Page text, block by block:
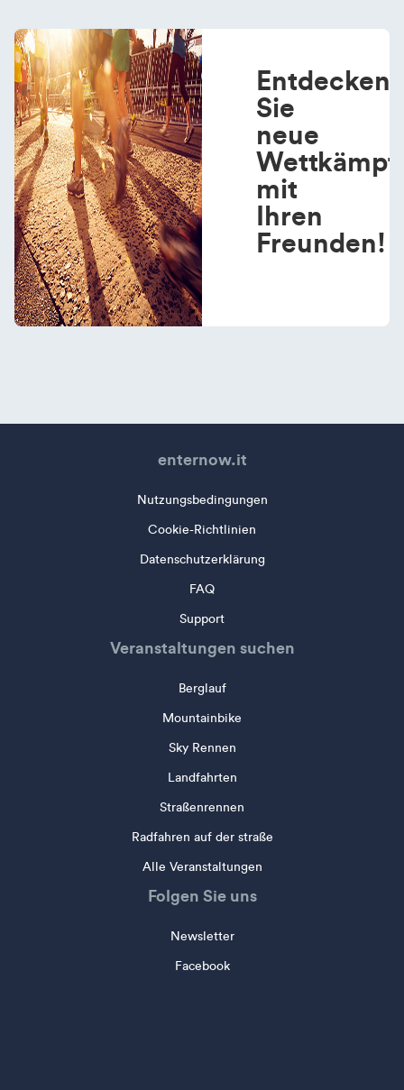
Entdecken
Sie
neue
mit
Ihren
Freunden!
enternow.it
Nutzungsbedingungen
Cookie-Richtlinien
Datenschutzerklärung
FAQ
Support
Veranstaltungen suchen
Berglauf
Mountainbike
Sky Rennen
Landfahrten
Straßenrennen
Radfahren auf der straße
Alle Veranstaltungen
Folgen Sie uns
Newsletter
Facebook